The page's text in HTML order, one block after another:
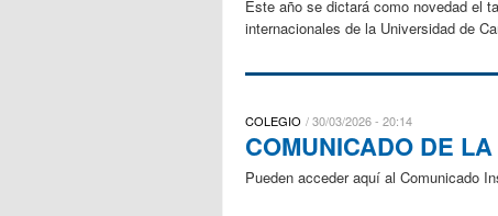
Este año se dictará como novedad el
internacionales de la Universidad de
COLEGIO 30/03/2026 - 20:14
COMUNICADO DE
Pueden acceder aquí al Comunicado